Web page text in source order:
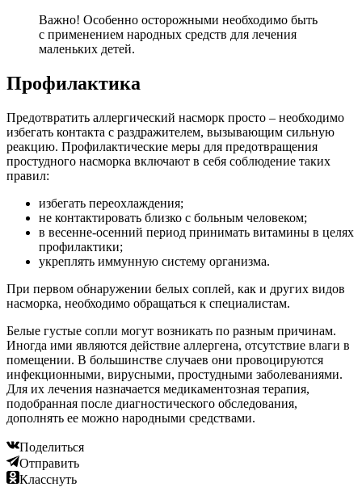
Важно! Особенно осторожными необходимо быть
с применением народных средств для лечения
маленьких детей.
Профилактика
Предотвратить аллергический насморк просто – необходимо
избегать контакта с раздражителем, вызывающим сильную
реакцию. Профилактические меры для предотвращения
простудного насморка включают в себя соблюдение таких
правил:
избегать переохлаждения;
не контактировать близко с больным человеком;
в весенне-осенний период принимать витамины в целях
профилактики;
укреплять иммунную систему организма.
При первом обнаружении белых соплей, как и других видов
насморка, необходимо обращаться к специалистам.
Белые густые сопли могут возникать по разным причинам.
Иногда ими являются действие аллергена, отсутствие влаги в
помещении. В большинстве случаев они провоцируются
инфекционными, вирусными, простудными заболеваниями.
Для их лечения назначается медикаментозная терапия,
подобранная после диагностического обследования,
дополнять ее можно народными средствами.
Поделиться
Отправить
Класснуть